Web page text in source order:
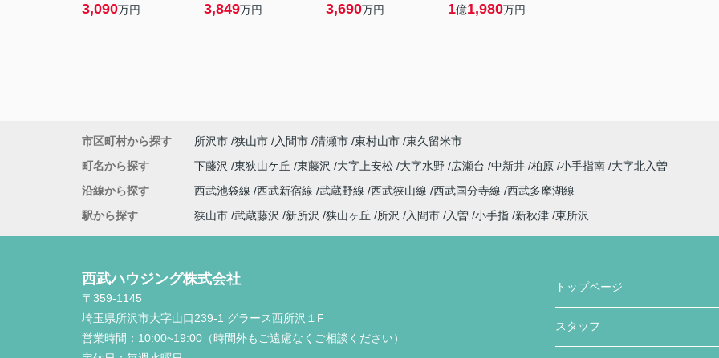
3,090万円 3,849万円 3,690万円 1億1,980万円
市区町村から探す 所沢市 狭山市 入間市 清瀬市 東村山市 東久留米市
町名から探す
下藤沢 東狭山ケ丘 東藤沢 大字上安松 大字水野 広瀬台 中新井 柏原 小手指南 大字北入曽
沿線から探す
西武池袋線 西武新宿線 武蔵野線 西武狭山線 西武国分寺線 西武多摩湖線
駅から探す
狭山市 武蔵藤沢 新所沢 狭山ヶ丘 所沢 入間市 入曽 小手指 新秋津 東所沢
西武ハウジング株式会社
〒359-1145
埼玉県所沢市大字山口239-1 グラース西所沢１F
営業時間： 10:00~19:00（時間外もご遠慮なくご相談ください）
トップページ
スタッフ